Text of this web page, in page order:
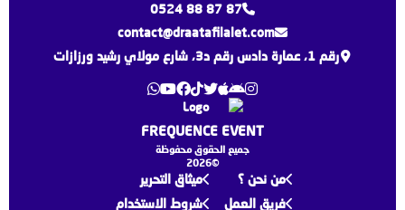
0524 88 87 87
contact@draatafilalet.com
رقم 1، عمارة دادس رقم د3، شارع مولاي رشيد ورزازات
FREQUENCE EVENT
جميع الحقوق محفوظة
©2026
من نحن ؟
فريق العمل
ميثاق التحرير
شروط الاستخدام